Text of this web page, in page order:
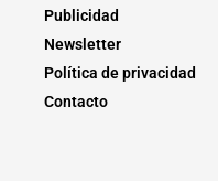
Publicidad
Newsletter
Política de privacidad
Contacto